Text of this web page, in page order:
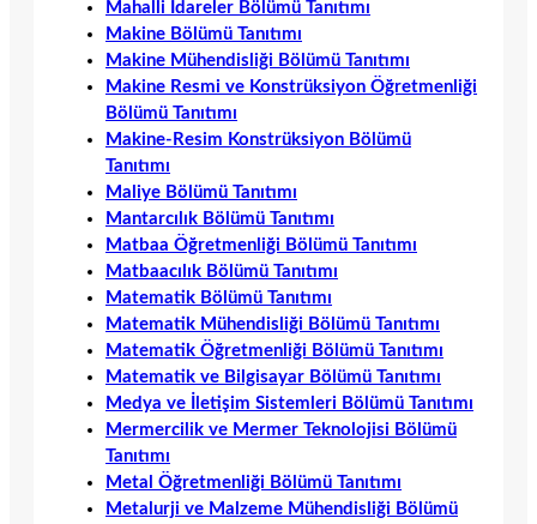
Mahalli İdareler Bölümü Tanıtımı
Makine Bölümü Tanıtımı
Makine Mühendisliği Bölümü Tanıtımı
Makine Resmi ve Konstrüksiyon Öğretmenliği
Bölümü Tanıtımı
Makine-Resim Konstrüksiyon Bölümü
Tanıtımı
Maliye Bölümü Tanıtımı
Mantarcılık Bölümü Tanıtımı
Matbaa Öğretmenliği Bölümü Tanıtımı
Matbaacılık Bölümü Tanıtımı
Matematik Bölümü Tanıtımı
Matematik Mühendisliği Bölümü Tanıtımı
Matematik Öğretmenliği Bölümü Tanıtımı
Matematik ve Bilgisayar Bölümü Tanıtımı
Medya ve İletişim Sistemleri Bölümü Tanıtımı
Mermercilik ve Mermer Teknolojisi Bölümü
Tanıtımı
Metal Öğretmenliği Bölümü Tanıtımı
Metalurji ve Malzeme Mühendisliği Bölümü